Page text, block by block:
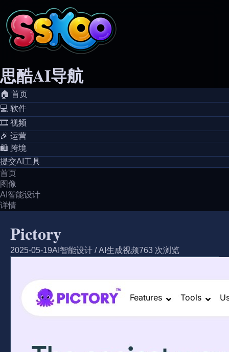
思酷AI导航
🏠️ 首页
💻️ 软件
🎞️ 视频
🎉 运营
🛍️ 跨境
提交AI工具
首页
图像
AI智能设计
详情
Pictory
2025-05-19AI智能设计 /AI生成视频763 次浏览